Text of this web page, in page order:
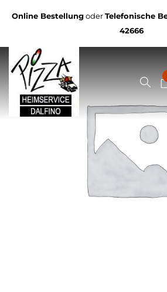
Online BestellungoderTelefonische
42666